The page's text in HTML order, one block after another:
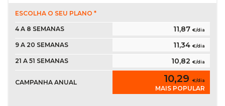
ESCOLHA O SEU PLANO *
4 A 8 SEMANAS 11,87 €/dia
9 A 20 SEMANAS 11,34 €/dia
21 A 51 SEMANAS 10,82 €/dia
CAMPANHA ANUAL 10,29 €/dia
MAIS POPULAR